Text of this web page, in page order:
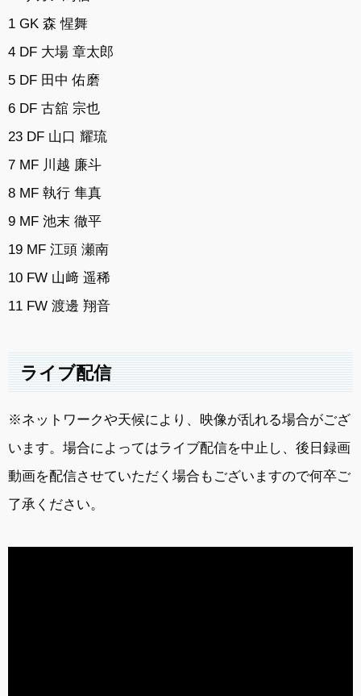
1 GK 森 惺舞
4 DF 大場 章太郎
5 DF 田中 佑磨
6 DF 古舘 宗也
23 DF 山口 耀琉
7 MF 川越 廉斗
8 MF 執行 隼真
9 MF 池末 徹平
19 MF 江頭 瀬南
10 FW 山﨑 遥稀
11 FW 渡邊 翔音
ライブ配信
※ネットワークや天候により、映像が乱れる場合がござ
います。場合によってはライブ配信を中止し、後日録画
動画を配信させていただく場合もございますので何卒ご
了承ください。